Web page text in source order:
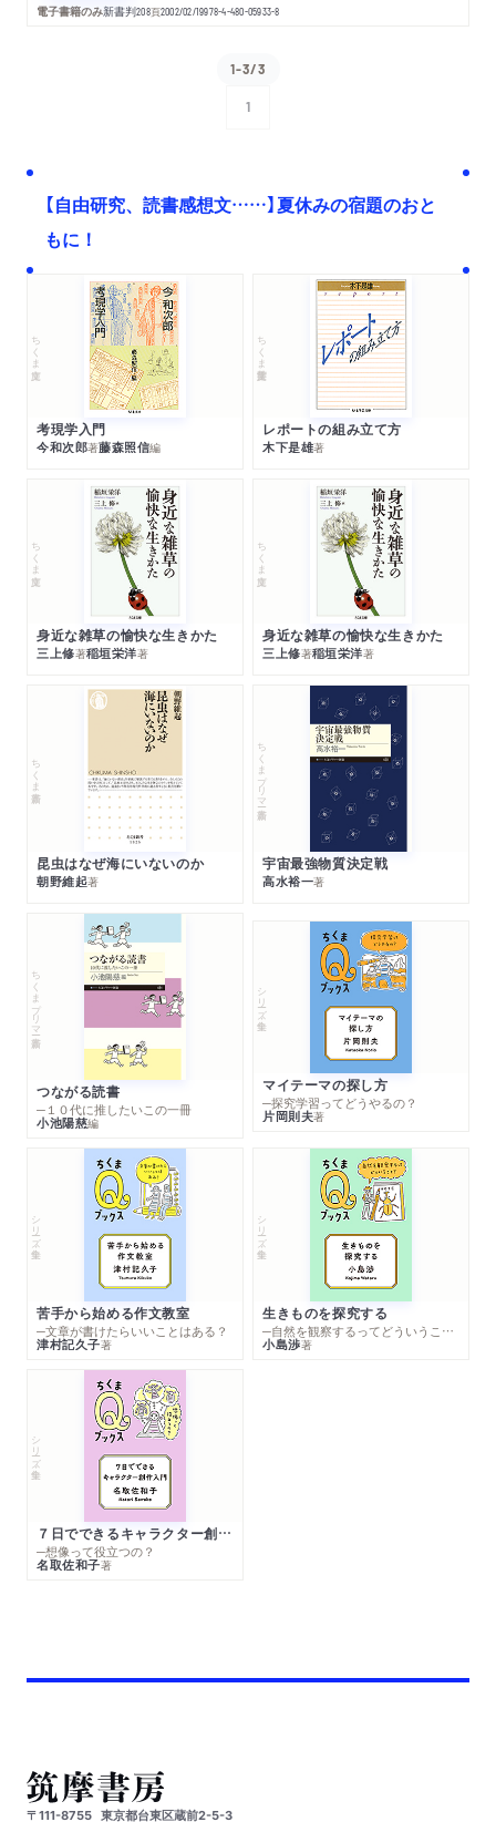
電子書籍のみ新書判208頁2002/02/19978-4-480-05933-8
1-3/3
1
【自由研究、読書感想文……】夏休みの宿題のおと
もに！
ちくま文庫
考現学入門
今和次郎著藤森照信編
ちくま学芸文庫
レポートの組み立て方
木下是雄著
ちくま文庫
身近な雑草の愉快な生きかた
三上修著稲垣栄洋著
ちくま文庫
身近な雑草の愉快な生きかた
三上修著稲垣栄洋著
ちくま新書
昆虫はなぜ海にいないのか
朝野維起著
ちくまプリマー新書
宇宙最強物質決定戦
高水裕一著
ちくまプリマー新書
つながる読書
─１０代に推したいこの一冊
小池陽慈編
シリーズ・全集
マイテーマの探し方
─探究学習ってどうやるの？
片岡則夫著
シリーズ・全集
苦手から始める作文教室
─文章が書けたらいいことはある？
津村記久子著
シリーズ・全集
生きものを探究する
─自然を観察するってどういうこと？
小島渉著
シリーズ・全集
７日でできるキャラクター創作入門
─想像って役立つの？
名取佐和子著
〒111-8755 東京都台東区蔵前2-5-3